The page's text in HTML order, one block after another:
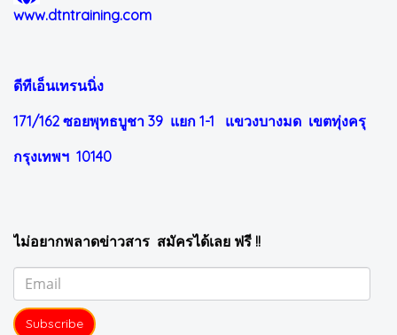
www.dtntraining.com
ดีทีเอ็นเทรนนิ่ง
171/162 ซอยพุทธบูชา 39 แยก 1-1 แขวงบางมด เขตทุ่งครุ
กรุงเทพฯ 10140
ไม่อยากพลาดข่าวสาร สมัครได้เลย ฟรี !!
Subscribe